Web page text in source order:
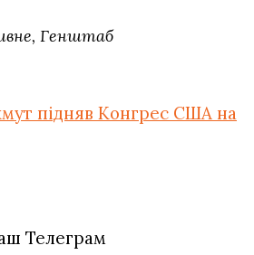
Генштаб
підняв Конгрес США на
Телеграм